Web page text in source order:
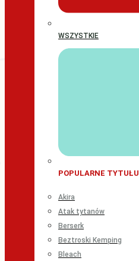
WSZYSTKIE
POPULARNE TYTUŁU
Akira
Atak tytanów
Berserk
Beztroski Kemping
Bleach